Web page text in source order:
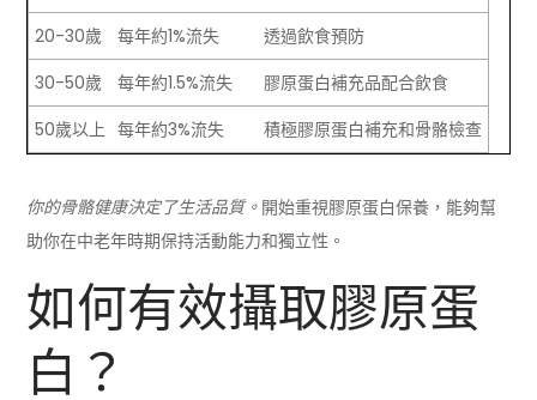
20-30歲
每年約1%流失
透過飲食預防
30-50歲
每年約1.5%流失
膠原蛋白補充品配合飲食
50歲以上 每年約3%流失 積極膠原蛋白補充和骨骼檢查
你的骨骼健康決定了生活品質。 開始重視膠原蛋白保養，能夠幫
助你在中老年時期保持活動能力和獨立性。
如何有效攝取膠原蛋
白？